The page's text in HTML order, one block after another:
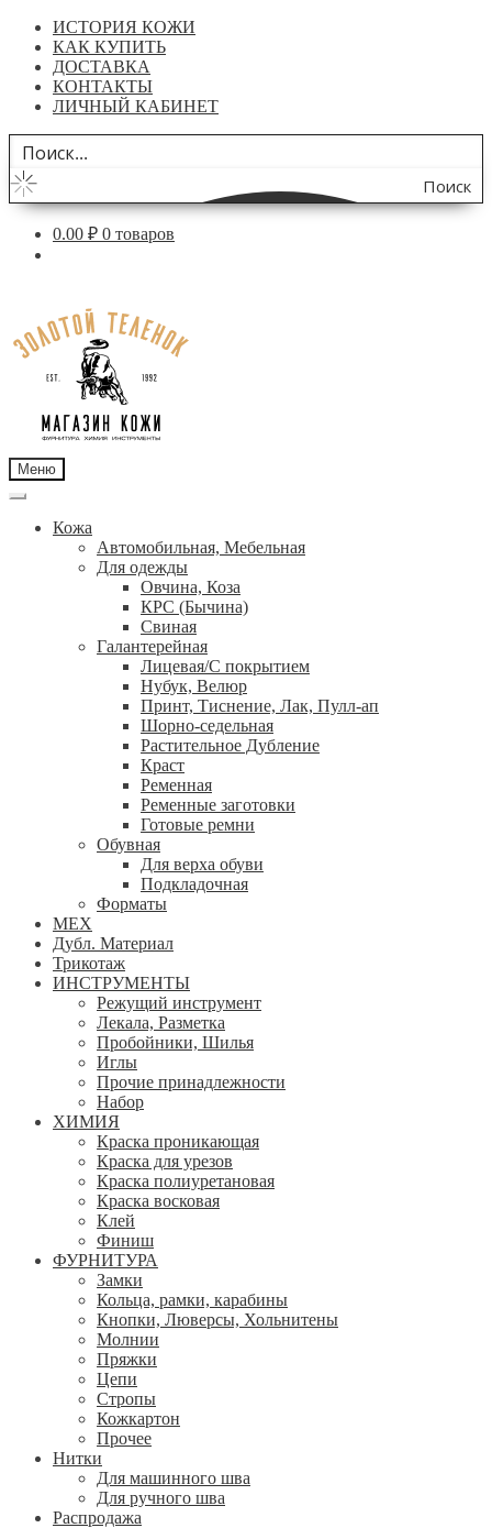
ИСТОРИЯ КОЖИ
КАК КУПИТЬ
ДОСТАВКА
КОНТАКТЫ
ЛИЧНЫЙ КАБИНЕТ
Поиск
по
0.00 ₽ 0 товаров
навигации
содержимому
Меню
Кожа
Автомобильная, Мебельная
Для одежды
Овчина, Коза
КРС (Бычина)
Свиная
Галантерейная
Лицевая/С покрытием
Нубук, Велюр
Принт, Тиснение, Лак, Пулл-ап
Шорно-седельная
Растительное Дубление
Краст
Ременная
Ременные заготовки
Готовые ремни
Обувная
Для верха обуви
Подкладочная
Форматы
МЕХ
Дубл. Материал
Трикотаж
ИНСТРУМЕНТЫ
Режущий инструмент
Лекала, Разметка
Пробойники, Шилья
Иглы
Прочие принадлежности
Набор
ХИМИЯ
Краска проникающая
Краска для урезов
Краска полиуретановая
Краска восковая
Клей
Финиш
ФУРНИТУРА
Замки
Кольца, рамки, карабины
Кнопки, Люверсы, Хольнитены
Молнии
Пряжки
Цепи
Стропы
Кожкартон
Прочее
Нитки
Для машинного шва
Для ручного шва
Распродажа